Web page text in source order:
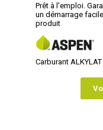
Prêt à l'emploi.
un démarrage
produit
Carburant